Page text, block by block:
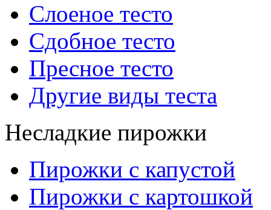
Слоеное тесто
Сдобное тесто
Пресное тесто
Другие виды теста
Несладкие пирожки
Пирожки с капустой
Пирожки с картошкой